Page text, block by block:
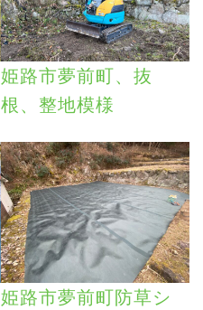
姫路市夢前町、抜
根、整地模様
姫路市夢前町防草シ